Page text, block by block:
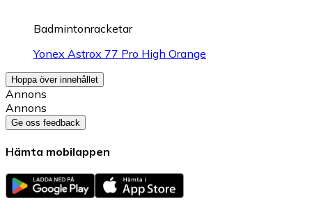
Badmintonracketar
Yonex Astrox 77 Pro High Orange
Hoppa över innehållet
Annons
Annons
Ge oss feedback
Hämta mobilappen